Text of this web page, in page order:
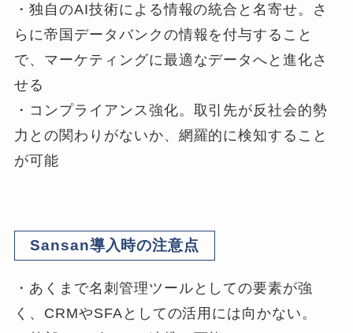
・独自のAI技術による情報の統合と名寄せ。さ
らに帝国データバンクの情報を付与すること
で、マーケティングに最適なデータへと進化さ
せる
・コンプライアンス強化。取引先が反社会的勢
力との関わりがないか、網羅的に検知すること
が可能
Sansan導入時の注意点
・あくまで名刺管理ツールとしての要素が強
く、CRMやSFAとしての活用には向かない。